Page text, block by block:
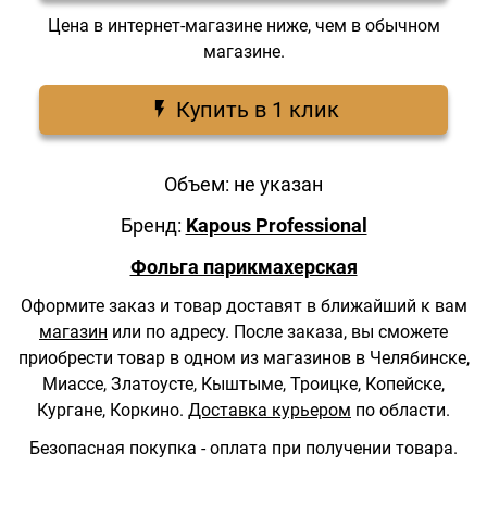
Цена в интернет-магазине ниже, чем в обычном
магазине.
Купить в 1 клик
Объем: не указан
Бренд: Kapous Professional
Фольга парикмахерская
Оформите заказ и товар доставят в ближайший к вам
магазин или по адресу. После заказа, вы сможете
приобрести товар в одном из магазинов в Челябинске,
Миассе, Златоусте, Кыштыме, Троицке, Копейске,
Кургане, Коркино. Доставка курьером по области.
Безопасная покупка - оплата при получении товара.